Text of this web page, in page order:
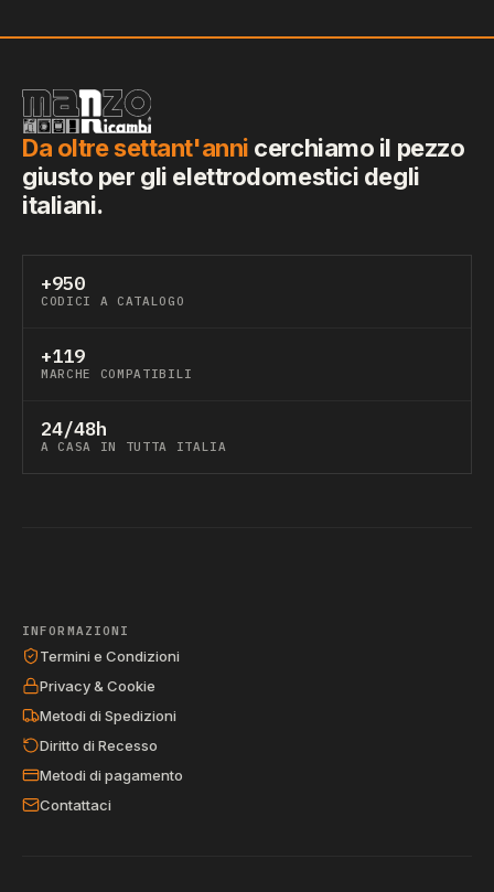
Da oltre settant'anni cerchiamo il pezzo
giusto per gli elettrodomestici degli
italiani.
+950
CODICI A CATALOGO
+119
MARCHE COMPATIBILI
24/48h
A CASA IN TUTTA ITALIA
INFORMAZIONI
Termini e Condizioni
Privacy & Cookie
Metodi di Spedizioni
Diritto di Recesso
Metodi di pagamento
Contattaci